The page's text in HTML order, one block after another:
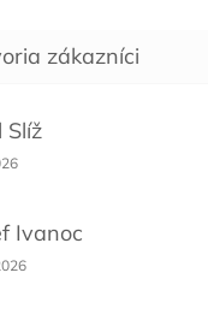
Slíž
obchodu je 5 z 5
Ivanoc
obchodu je 5 z 5